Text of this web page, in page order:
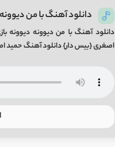
دانلود آهنگ با من
دانلود آهنگ با من دیوونه
اصغری {بیس دار} دانلود آهنگ